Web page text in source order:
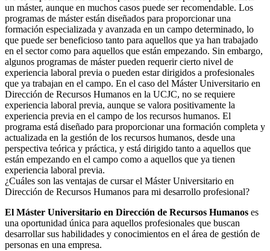
un máster, aunque en muchos casos puede ser recomendable. Los
programas de máster están diseñados para proporcionar una
formación especializada y avanzada en un campo determinado, lo
que puede ser beneficioso tanto para aquellos que ya han trabajado
en el sector como para aquellos que están empezando. Sin embargo,
algunos programas de máster pueden requerir cierto nivel de
experiencia laboral previa o pueden estar dirigidos a profesionales
que ya trabajan en el campo. En el caso del Máster Universitario en
Dirección de Recursos Humanos en la UCJC, no se requiere
experiencia laboral previa, aunque se valora positivamente la
experiencia previa en el campo de los recursos humanos. El
programa está diseñado para proporcionar una formación completa y
actualizada en la gestión de los recursos humanos, desde una
perspectiva teórica y práctica, y está dirigido tanto a aquellos que
están empezando en el campo como a aquellos que ya tienen
experiencia laboral previa.
¿Cuáles son las ventajas de cursar el Máster Universitario en
Dirección de Recursos Humanos para mi desarrollo profesional?
El Máster Universitario en Dirección de Recursos Humanos es
una oportunidad única para aquellos profesionales que buscan
desarrollar sus habilidades y conocimientos en el área de gestión de
personas en una empresa.